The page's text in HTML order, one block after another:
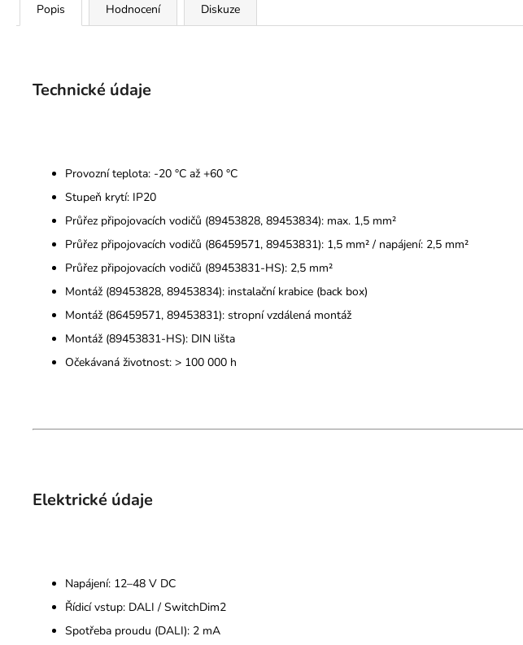
Popis Hodnocení Diskuze
Technické údaje
Provozní teplota: -20 °C až +60 °C
Stupeň krytí: IP20
Průřez připojovacích vodičů (89453828, 89453834): max. 1,5 mm²
Průřez připojovacích vodičů (86459571, 89453831): 1,5 mm² / napájení: 2,5 mm²
Průřez připojovacích vodičů (89453831-HS): 2,5 mm²
Montáž (89453828, 89453834): instalační krabice (back box)
Montáž (86459571, 89453831): stropní vzdálená montáž
Montáž (89453831-HS): DIN lišta
Očekávaná životnost: > 100 000 h
Elektrické údaje
Napájení: 12–48 V DC
Řídicí vstup: DALI / SwitchDim2
Spotřeba proudu (DALI): 2 mA